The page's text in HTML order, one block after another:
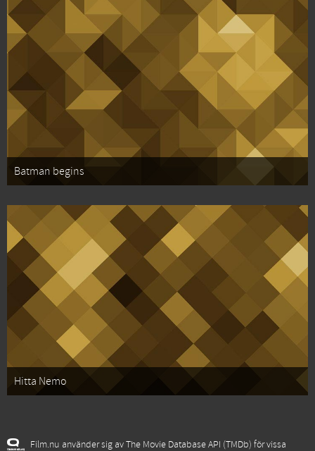
Batman begins
Hitta Nemo
Film.nu använder sig av The Movie Database API (TMDb) för vissa